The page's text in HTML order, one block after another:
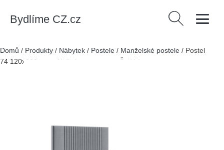
Bydlíme CZ.cz Vyhledávání
Domů / Produkty / Nábytek / Postele / Manželské postele / Postel
74 120x200 cm s úložným prostorem Šedá I